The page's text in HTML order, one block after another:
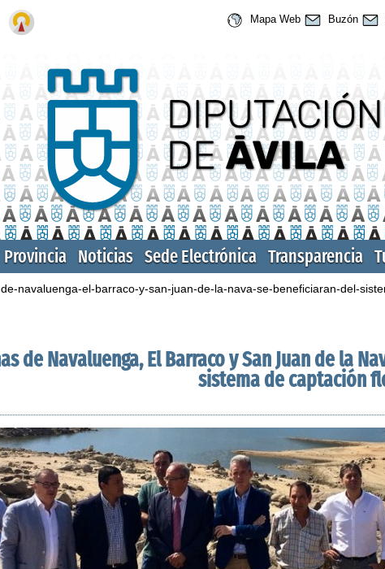
Mapa Web Buzón
Provincia Noticias Sede Electrónica Transparencia
navaluenga-el-barraco-y-san-juan-de-la-nava-se-beneficiaran-del-
de Navaluenga, El Barraco y San Juan de la
sistema de captación